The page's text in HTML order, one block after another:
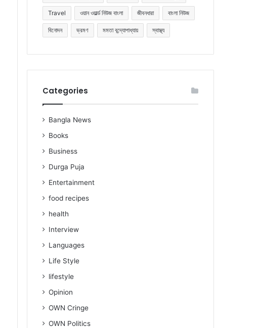
Travel ওয়ান ওয়ার্ল্ড নিউজ বাংলা জীবনধারা বাংলা নিউজ
বিনোদন ভ্রমণ মমতা বন্দ্যোপাধ্যায় স্বাস্থ্য
Categories
Bangla News
Books
Business
Durga Puja
Entertainment
food recipes
health
Interview
Languages
Life Style
lifestyle
Opinion
OWN Cringe
OWN Politics